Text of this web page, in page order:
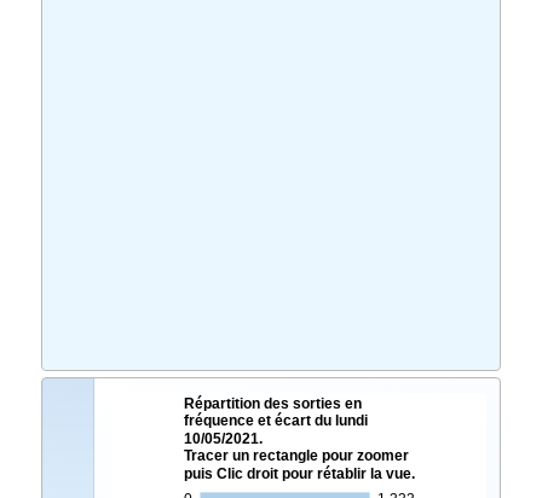
Répartition des sorties en
fréquence et écart du lundi
10/05/2021.
Tracer un rectangle pour zoomer
puis Clic droit pour rétablir la vue.